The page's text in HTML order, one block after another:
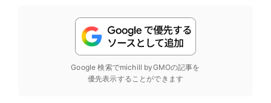
Google 検索でmichill byGMOの記事を
優先表示することができます